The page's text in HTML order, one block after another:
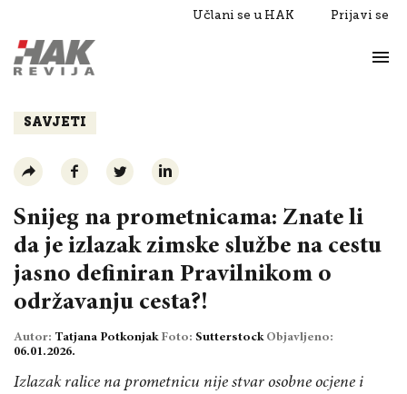
Učlani se u HAK Prijavi se
Razgovori
SAVJETI
Snijeg na prometnicama: Znate li
da je izlazak zimske službe na cestu
jasno definiran Pravilnikom o
održavanju cesta?!
Autor: Tatjana Potkonjak Foto: Sutterstock Objavljeno:
06.01.2026.
Izlazak ralice na prometnicu nije stvar osobne ocjene i